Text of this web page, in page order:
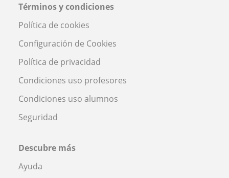
Términos y condiciones
Política de cookies
Configuración de Cookies
Política de privacidad
Condiciones uso profesores
Condiciones uso alumnos
Seguridad
Descubre más
Ayuda